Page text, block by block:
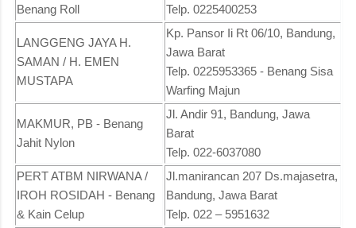
Benang Roll
Telp. 0225400253
LANGGENG JAYA H.
SAMAN / H. EMEN
MUSTAPA
Kp. Pansor Ii Rt 06/10, Bandung,
Jawa Barat
Telp. 0225953365 - Benang Sisa
Warfing Majun
MAKMUR, PB - Benang
Jahit Nylon
Jl. Andir 91, Bandung, Jawa
Barat
Telp. 022-6037080
PERT ATBM NIRWANA /
IROH ROSIDAH - Benang
& Kain Celup
Jl.manirancan 207 Ds.majasetra,
Bandung, Jawa Barat
Telp. 022 – 5951632